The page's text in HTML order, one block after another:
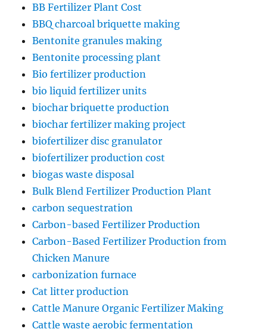
BB Fertilizer Plant Cost
BBQ charcoal briquette making
Bentonite granules making
Bentonite processing plant
Bio fertilizer production
bio liquid fertilizer units
biochar briquette production
biochar fertilizer making project
biofertilizer disc granulator
biofertilizer production cost
biogas waste disposal
Bulk Blend Fertilizer Production Plant
carbon sequestration
Carbon-based Fertilizer Production
Carbon-Based Fertilizer Production from
Chicken Manure
carbonization furnace
Cat litter production
Cattle Manure Organic Fertilizer Making
Cattle waste aerobic fermentation